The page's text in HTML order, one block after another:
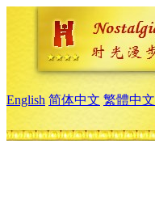
English 简体中文 繁體中文